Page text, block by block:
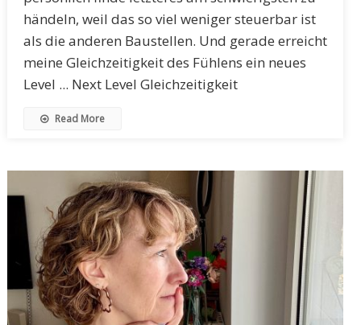
händeln, weil das so viel weniger steuerbar ist
als die anderen Baustellen. Und gerade erreicht
meine Gleichzeitigkeit des Fühlens ein neues
Level ... Next Level Gleichzeitigkeit
Read More